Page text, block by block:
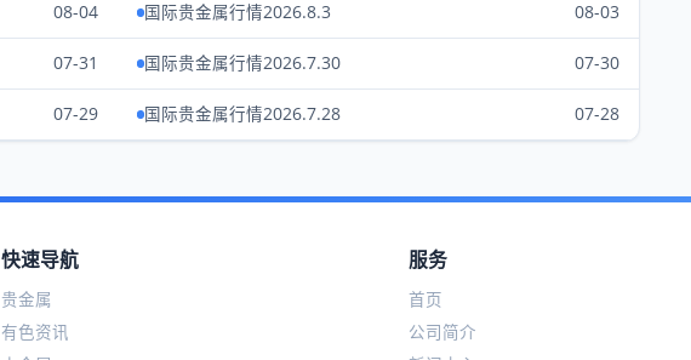
08-04 国际贵金属行情2026.8.3 08-03
07-31 国际贵金属行情2026.7.30 07-30
07-29 国际贵金属行情2026.7.28 07-28
快速导航
贵金属
有色资讯
服务
首页
公司简介